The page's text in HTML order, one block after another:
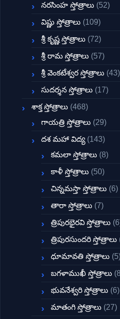
నరసింహ స్తోత్రాలు (52)
విష్ణు స్తోత్రాలు (109)
శ్రీ కృష్ణ స్తోత్రాలు (72)
శ్రీ రామ స్తోత్రాలు (57)
శ్రీ వెంకటేశ్వర స్తోత్రాలు (43)
సుదర్శన స్తోత్రాలు (17)
శాక్త స్తోత్రాలు (468)
గాయత్రి స్తోత్రాలు (29)
దశ మహా విద్య (143)
కమలా స్తోత్రాలు (8)
కాళీ స్తోత్రాలు (50)
చిన్నమస్తా స్తోత్రాలు (6)
తారా స్తోత్రాలు (7)
త్రిపురభైరవి స్తోత్రాలు
త్రిపురసుందరి స్తోత్రాలు
ధూమావతి స్తోత్రాలు
బగళాముఖీ స్తోత్రాలు
భువనేశ్వరి స్తోత్రాలు (6)
మాతంగి స్తోత్రాలు (27)